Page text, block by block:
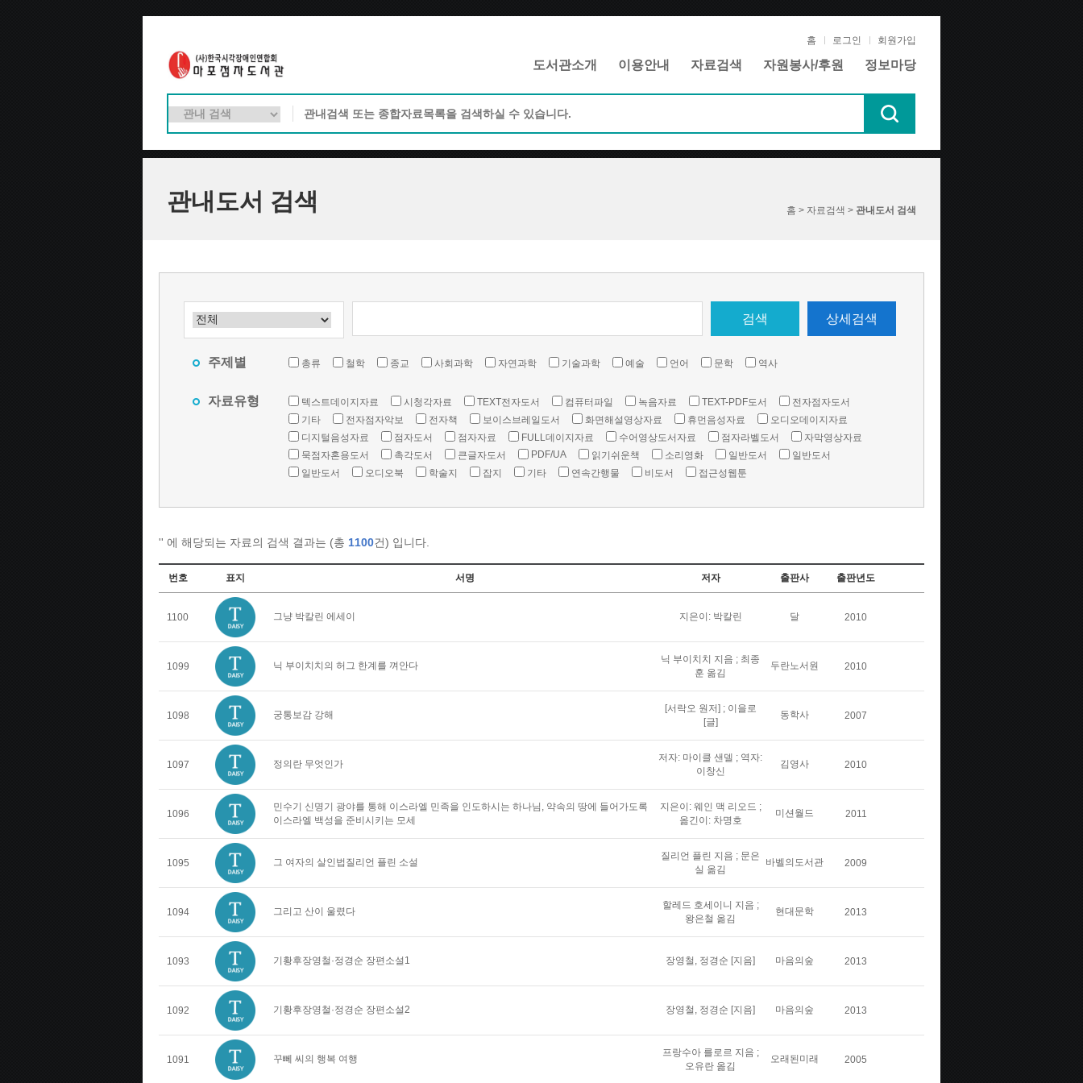
홈 로그인 회원가입
도서관소개 이용안내 자료검색 자원봉사/후원 정보마당
관내도서 검색 홈 > 자료검색 > 관내도서 검색
검색 상세검색
주제별 총류 철학 종교 사회과학 자연과학 기술과학 예술 언어 문학 역사
자료유형 텍스트데이지자료 시청각자료 TEXT전자도서 컴퓨터파일 녹음자료 TEXT-PDF도서
전자점자도서
기타
전자점자악보 전자책 보이스브레일도서 화면해설영상자료 휴먼음성자료
오디오데이지자료
디지털음성자료
점자도서 점자자료 FULL데이지자료 수어영상도서자료 점자라벨도서
자막영상자료
묵점자혼용도서
촉각도서 큰글자도서 PDF/UA 읽기쉬운책 소리영화 일반도서
일반도서
일반도서
오디오북 학술지 잡지 기타 연속간행물 비도서 접근성웹툰
'' 에 해당되는 자료의 검색 결과는 (총 1100건) 입니다.
번호 표지 서명 저자 출판사 출판년도
1100 그냥 박칼린 에세이 지은이: 박칼린 달 2010
1099 닉 부이치치의 허그 한계를 껴안다
닉 부이치치 지음 ; 최종
훈 옮김
두란노서원 2010
1098 궁통보감 강해
[서락오 원저] ; 이을로
[글]
동학사 2007
1097 정의란 무엇인가
저자: 마이클 샌델 ; 역자:
이창신
김영사 2010
1096
민수기 신명기 광야를 통해 이스라엘 민족을 인도하시는 하나님, 약속의 땅에 들어가도록
이스라엘 백성을 준비시키는 모세
지은이: 웨인 맥 리오드 ;
옮긴이: 차명호
미션월드 2011
1095 그 여자의 살인법질리언 플린 소설
질리언 플린 지음 ; 문은
실 옮김
바벨의도서관 2009
1094 그리고 산이 울렸다
할레드 호세이니 지음 ;
왕은철 옮김
현대문학 2013
1093 기황후장영철·정경순 장편소설1 장영철, 정경순 [지음] 마음의숲 2013
1092 기황후장영철·정경순 장편소설2 장영철, 정경순 [지음] 마음의숲 2013
1091 꾸뻬 씨의 행복 여행
프랑수아 를로르 지음 ;
오유란 옮김
오래된미래 2005